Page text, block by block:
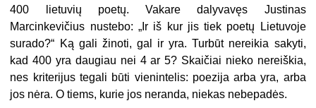
400 lietuvių poetų. Vakare dalyvavęs Justinas
Marcinkevičius nustebo: „Ir iš kur jis tiek poetų Lietuvoje
surado?“ Ką gali žinoti, gal ir yra. Turbūt nereikia sakyti,
kad 400 yra daugiau nei 4 ar 5? Skaičiai nieko nereiškia,
nes kriterijus tegali būti vienintelis: poezija arba yra, arba
jos nėra. O tiems, kurie jos neranda, niekas nebepadės.